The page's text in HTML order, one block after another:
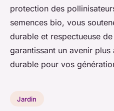
protection des
semences bio, vous
durable et respectueuse de
garantissant un avenir
durable pour vos
Jardin